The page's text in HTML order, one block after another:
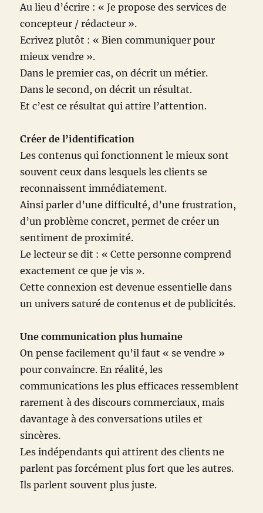
Au lieu d’écrire : « Je propose des services de
concepteur / rédacteur ».
Ecrivez plutôt : « Bien communiquer pour
mieux vendre ».
Dans le premier cas, on décrit un métier.
Dans le second, on décrit un résultat.
Et c’est ce résultat qui attire l’attention.
Créer de l’identification
Les contenus qui fonctionnent le mieux sont
souvent ceux dans lesquels les clients se
reconnaissent immédiatement.
Ainsi parler d’une difficulté, d’une frustration,
d’un problème concret, permet de créer un
sentiment de proximité.
Le lecteur se dit : « Cette personne comprend
exactement ce que je vis ».
Cette connexion est devenue essentielle dans
un univers saturé de contenus et de publicités.
Une communication plus humaine
On pense facilement qu’il faut « se vendre »
pour convaincre. En réalité, les
communications les plus efficaces ressemblent
rarement à des discours commerciaux, mais
davantage à des conversations utiles et
sincères.
Les indépendants qui attirent des clients ne
parlent pas forcément plus fort que les autres.
Ils parlent souvent plus juste.